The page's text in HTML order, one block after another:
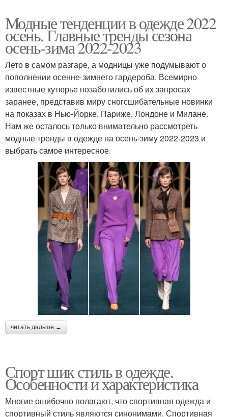
Модные тенденции в одежде 2022
осень. Главные тренды сезона
осень-зима 2022-2023
Лето в самом разгаре, а модницы уже подумывают о
пополнении осенне-зимнего гардероба. Всемирно
известные кутюрье позаботились об их запросах
заранее, представив миру сногсшибательные новинки
на показах в Нью-Йорке, Париже, Лондоне и Милане.
Нам же осталось только внимательно рассмотреть
модные тренды в одежде на осень-зиму 2022-2023 и
выбрать самое интересное.
читать дальше →
Спорт шик стиль в одежде.
Особенности и характеристика
Многие ошибочно полагают, что спортивная одежда и
спортивный стиль являются синонимами. Спортивная